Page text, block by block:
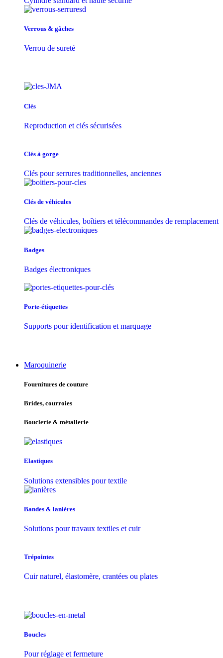
Verrous & gâches
Verrou de sureté
Clés
Reproduction et clés sécurisées
Clés à gorge
Clés pour serrures traditionnelles, anciennes
Clés de véhicules
Clés de véhicules, boîtiers et télécommandes de remplacement
Badges
Badges électroniques
Porte-étiquettes
Supports pour identification et marquage
Maroquinerie
Fournitures de couture
Brides, courroies
Bouclerie & métallerie
Elastiques
Solutions extensibles pour textile
Bandes & lanières
Solutions pour travaux textiles et cuir
Trépointes
Cuir naturel, élastomère, crantées ou plates
Boucles
Pour réglage et fermeture